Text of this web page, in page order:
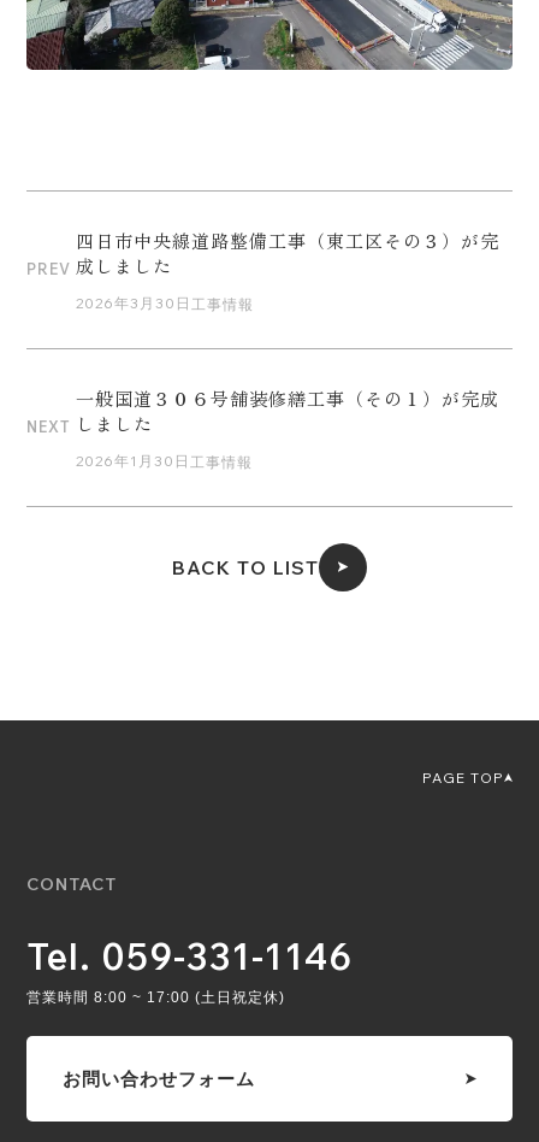
PREV
四日市中央線道路整備工事（東工区その３）が完
成しました
2026年3月30日 工事情報
NEXT
一般国道３０６号舗装修繕工事（その１）が完成
しました
2026年1月30日 工事情報
BACK TO LIST
PAGE TOP
CONTACT
Tel. 059-331-1146
営業時間 8:00 ~ 17:00 (土日祝定休)
お問い合わせフォーム